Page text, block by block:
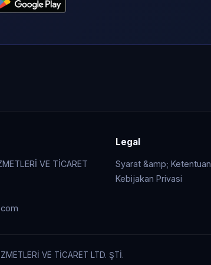
VE TİCARET
Legal
Syarat &amp; Ketentuan
Kebijakan Privasi
VE TİCARET LTD. ŞTİ.